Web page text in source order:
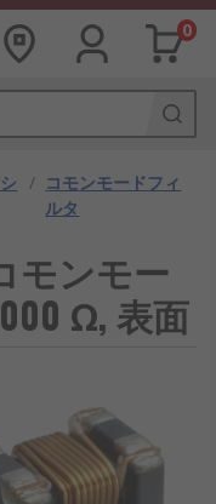
0
/ コモンモードフィ
ルタ
モンモー
Ω, 表面